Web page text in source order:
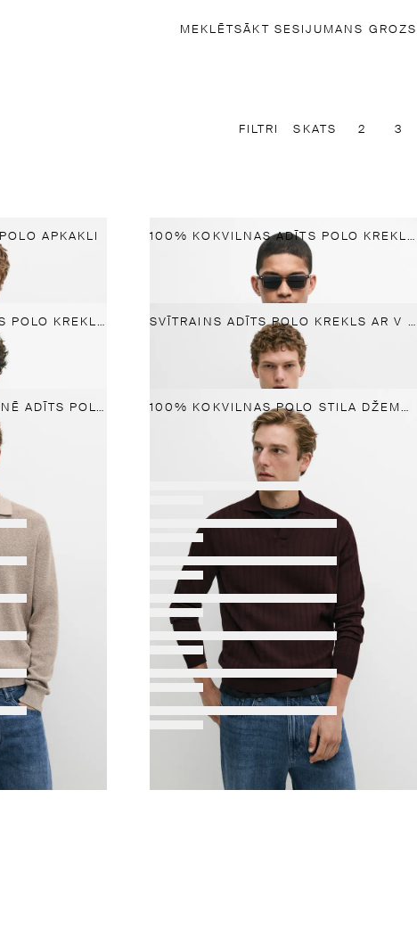
MEKLĒTSĀKT SESIJU MANS GROZS
FILTRI SKATS 2 3
APKAKLI 100% KOKVILNAS ADĪTS POLO KREKLS AR V-VEIDA KAKLA IZGRIEZUMU
100% KOKVILNAS ADĪTS POLO KREKLS AR V-VEIDA KAKLA IZGRIEZUMU SVĪTRAINS ADĪTS POLO KREKLS AR V VEIDA KAKLA IZGRIEZUMU
100% KOKVILNAS MULINĒ ADĪTS POLO DŽEMPERIS. 100% KOKVILNAS POLO STILA DŽEMPERIS